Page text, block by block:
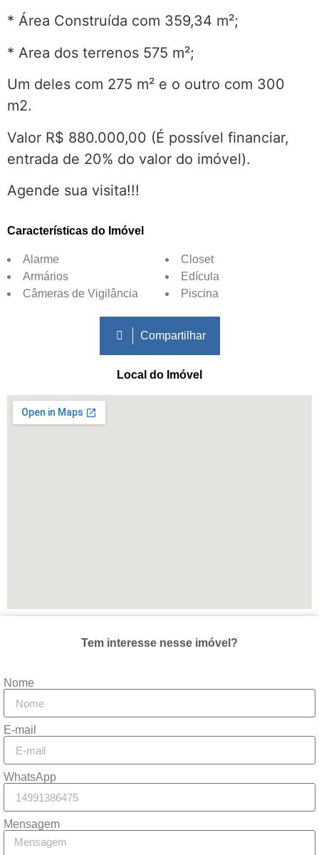
* Área Construída com 359,34 m²;
* Area dos terrenos 575 m²;
Um deles com 275 m² e o outro com 300
m2.
Valor R$ 880.000,00 (É possível financiar,
entrada de 20% do valor do imóvel).
Agende sua visita!!!
Características do Imóvel
Alarme
Armários
Câmeras de Vigilância
Closet
Edícula
Piscina
Compartilhar
Local do Imóvel
Tem interesse nesse imóvel?
Nome
E-mail
WhatsApp
Mensagem